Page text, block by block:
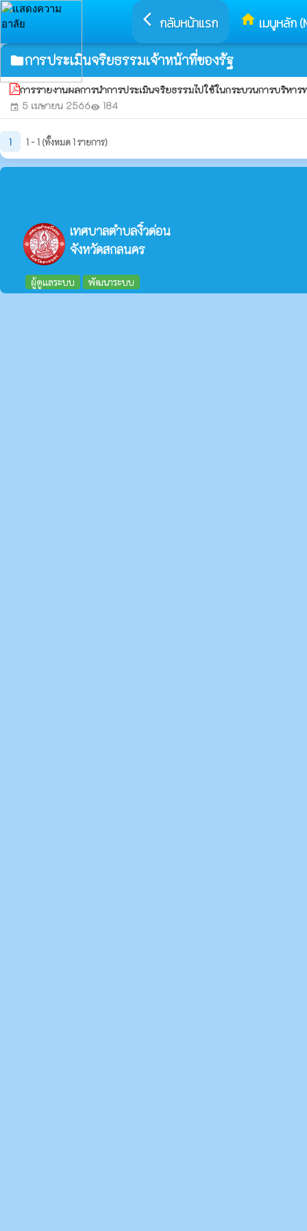
arrow_back_ios กลับหน้าแรก home เมนูหลัก
folderการประเมินจริยธรรมเจ้าหน้าที่ของรัฐ
การรายงานผลการนำการประเมินจริยธรรมไปใช้ในกระบวนการบริหา
event 5 เมษายน 2566visibility 184
1 1 - 1 (ทั้งหมด 1 รายการ)
เทศบาลตำบลงิ้วด่อน
จังหวัดสกลนคร
ผู้ดูแลระบบ พัฒนาระบบ